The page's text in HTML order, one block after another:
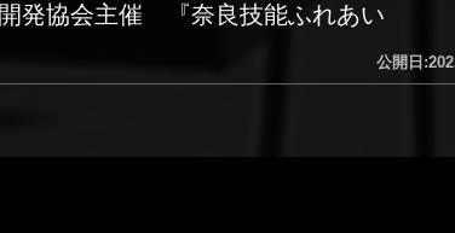
発協会主催 『奈良技能ふれあい
公開日